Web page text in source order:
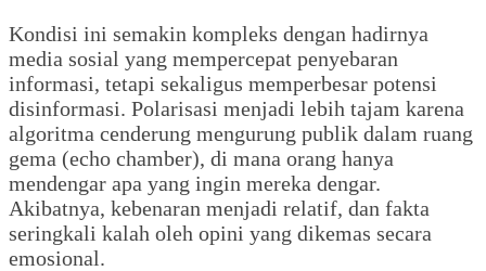
Kondisi ini semakin kompleks dengan hadirnya
media sosial yang mempercepat penyebaran
informasi, tetapi sekaligus memperbesar potensi
disinformasi. Polarisasi menjadi lebih tajam karena
algoritma cenderung mengurung publik dalam ruang
gema (echo chamber), di mana orang hanya
mendengar apa yang ingin mereka dengar.
Akibatnya, kebenaran menjadi relatif, dan fakta
seringkali kalah oleh opini yang dikemas secara
emosional.